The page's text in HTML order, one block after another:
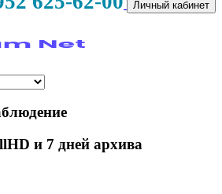
Личный кабинет
и 7 дней архива